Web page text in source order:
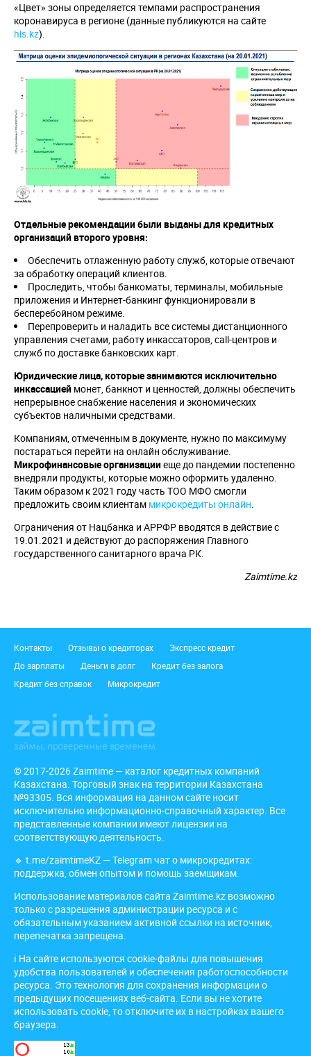
«Цвет» зоны определяется темпами распространения
коронавируса в регионе (данные публикуются на сайте
hls.kz).
Отдельные рекомендации были выданы для кредитных
организаций второго уровня:
Обеспечить отлаженную работу служб, которые отвечают
за обработку операций клиентов.
Проследить, чтобы банкоматы, терминалы, мобильные
приложения и Интернет-банкинг функционировали в
бесперебойном режиме.
Перепроверить и наладить все системы дистанционного
управления счетами, работу инкассаторов, call-центров и
служб по доставке банковских карт.
Юридические лица, которые занимаются исключительно
инкассацией монет, банкнот и ценностей, должны обеспечить
непрерывное снабжение населения и экономических
субъектов наличными средствами.
Компаниям, отмеченным в документе, нужно по максимуму
постараться перейти на онлайн обслуживание.
Микрофинансовые организацииеще до пандемии постепенно
внедряли продукты, которые можно оформить удаленно.
Таким образом к 2021 году часть ТОО МФО смогли
предложить своим клиентам микрокредиты онлайн.
Ограничения от Нацбанка и АРРФР вводятся в действие с
19.01.2021 и действуют до распоряжения Главного
государственного санитарного врача РК.
Zaimtime.kz
Подвал
Контакты Отзывы о кредиторах
Экспресс кредит
До зарплаты
Деньги в долг
Кредит без залога
Кредит без справок
Микрокредит
© 2017-2026 Zaimtime — каталог кредитных компаний
Казахстана. Торговый знак на территории Казахстана
№93305. Вся информация на данном сайте носит
исключительно информационно-справочный характер. Все
представленные компании имеют лицензии на
соответствующую деятельность.
🔹 t.me/zaimtimeKZ — Telegram чат о микрокредитах:
поддержка, обмен опытом и помощь заемщикам.
Использование материалов сайта Zaimtime.kz возможно
только с разрешения администрации ресурса и с
обязательным указанием активной ссылки на источник,
перепечатка запрещена.
ℹ️ На сайте используются cookie-файлы для повышения
удобства пользователей и обеспечения работоспособности
ресурса. Это технология для сохранения информации о
предыдущих посещениях веб-сайта. Если вы не хотите
использовать cookie, то отключите их в настройках вашего
браузера.